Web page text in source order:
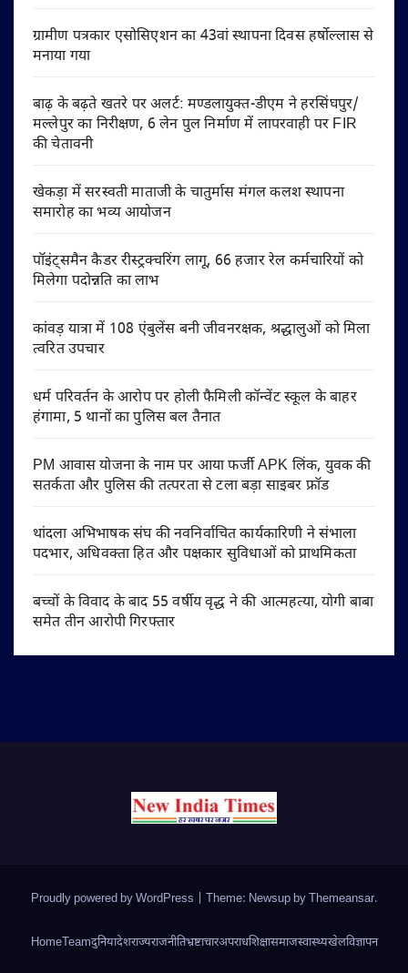
ग्रामीण पत्रकार एसोसिएशन का 43वां स्थापना दिवस हर्षोल्लास से
मनाया गया
बाढ़ के बढ़ते खतरे पर अलर्ट: मण्डलायुक्त-डीएम ने हरसिंघपुर/
मल्लेपुर का निरीक्षण, 6 लेन पुल निर्माण में लापरवाही पर FIR
की चेतावनी
खेकड़ा में सरस्वती माताजी के चातुर्मास मंगल कलश स्थापना
समारोह का भव्य आयोजन
पॉइंट्समैन कैडर रीस्ट्रक्चरिंग लागू, 66 हजार रेल कर्मचारियों को
मिलेगा पदोन्नति का लाभ
कांवड़ यात्रा में 108 एंबुलेंस बनी जीवनरक्षक, श्रद्धालुओं को मिला
त्वरित उपचार
धर्म परिवर्तन के आरोप पर होली फैमिली कॉन्वेंट स्कूल के बाहर
हंगामा, 5 थानों का पुलिस बल तैनात
PM आवास योजना के नाम पर आया फर्जी APK लिंक, युवक की
सतर्कता और पुलिस की तत्परता से टला बड़ा साइबर फ्रॉड
थांदला अभिभाषक संघ की नवनिर्वाचित कार्यकारिणी ने संभाला
पदभार, अधिवक्ता हित और पक्षकार सुविधाओं को प्राथमिकता
बच्चों के विवाद के बाद 55 वर्षीय वृद्ध ने की आत्महत्या, योगी बाबा
समेत तीन आरोपी गिरफ्तार
Proudly powered by WordPress Theme: Newsup byThemeansar.
HomeTeamदुनियादेशराज्यराजनीतिभ्रष्टाचारअपराधशिक्षासमाजस्वास्थ्यखेलविज्ञापन